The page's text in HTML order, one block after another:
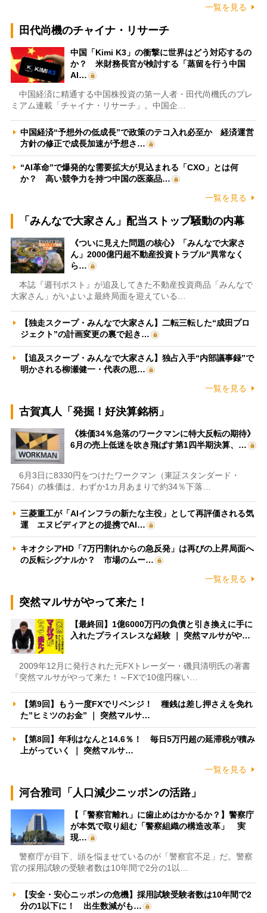
一覧を見る
田代尚機のチャイナ・リサーチ
中国「Kimi K3」の衝撃に世界はどう対応するの
か？ 米財務長官が検討する「蒸留を行う中国
AI…
中国経済に精通する中国株投資の第一人者・田代尚機氏のプレ
ミアム連載「チャイナ・リサーチ」。中国企…
中国経済“予想外の低成長”で政策のテコ入れ必至か 経済運営
方針の修正で成長加速が予想さ…
“AI革命”で爆発的な需要拡大が見込まれる「CXO」とは何
か？ 高い競争力を持つ中国の医薬品…
一覧を見る
「みんなで大家さん」配当ストップ騒動の内幕
《ついに見えた問題の核心》「みんなで大家さ
ん」2000億円超不動産投資トラブル“異常なく
ら…
本誌『週刊ポスト』が追及してきた不動産投資商品「みんなで
大家さん」がいよいよ最終局面を迎えている…
【独走スクープ・みんなで大家さん】二転三転した“成田プロ
ジェクト”の計画変更の裏で起き…
【追及スクープ・みんなで大家さん】独占入手“内部議事録”で
明かされる柳瀬健一・代表の思…
一覧を見る
古賀真人「発掘！好決算銘柄」
《株価34％急落のワークマンに特大反転の期待》
6月の売上低迷を吹き飛ばす第1四半期決算、…
6月3日に8330円をつけたワークマン（東証スタンダード・
7564）の株価は、わずか1カ月あまりで約34％下落…
三菱重工が「AIインフラの新たな主役」として再評価される気
運 エヌビディアとの提携でAI…
キオクシアHD「7万円割れからの急反発」は再びの上昇局面へ
の反転シグナルか？ 市場のムー…
一覧を見る
突然マルサがやって来た！
【最終回】1億6000万円の負債と引き換えに手に
入れたプライスレスな経験 ｜ 突然マルサがや…
2009年12月に発行された元FXトレーダー・磯貝清明氏の著書
『突然マルサがやって来た！～FXで10億円稼い…
【第9回】もう一度FXでリベンジ！ 種銭は差し押さえを免れ
た”ヒミツのお金” ｜ 突然マルサ…
【第8回】年利はなんと14.6％！ 毎日5万円超の延滞税が積み
上がっていく ｜ 突然マルサ…
一覧を見る
河合雅司「人口減少ニッポンの活路」
【「警察官離れ」に歯止めはかかるか？】警察庁
が本気で取り組む「警察組織の構造改革」 実
現…
警察庁が目下、頭を悩ませているのが「警察官不足」だ。警察
官の採用試験の受験者数は10年間で2分の1以…
【安全・安心ニッポンの危機】採用試験受験者数は10年間で2
分の1以下に！ 出生数減がも…